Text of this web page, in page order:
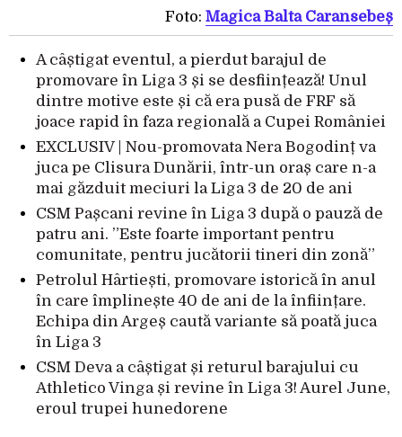
Foto: Magica Balta Caransebeș
A câștigat eventul, a pierdut barajul de
promovare în Liga 3 și se desființează! Unul
dintre motive este și că era pusă de FRF să
joace rapid în faza regională a Cupei României
EXCLUSIV | Nou-promovata Nera Bogodinț va
juca pe Clisura Dunării, într-un oraș care n-a
mai găzduit meciuri la Liga 3 de 20 de ani
CSM Pașcani revine în Liga 3 după o pauză de
patru ani. ”Este foarte important pentru
comunitate, pentru jucătorii tineri din zonă”
Petrolul Hârtiești, promovare istorică în anul
în care împlinește 40 de ani de la înființare.
Echipa din Argeș caută variante să poată juca
în Liga 3
CSM Deva a câștigat și returul barajului cu
Athletico Vinga și revine în Liga 3! Aurel June,
eroul trupei hunedorene